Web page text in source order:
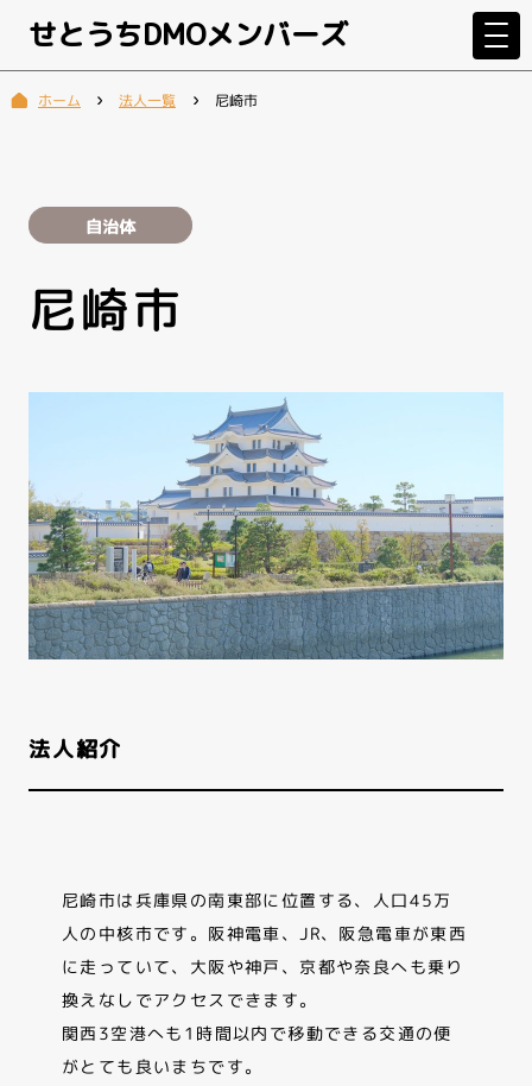
せとうちDMOメンバーズ
ホーム 法人一覧 尼崎市
自治体
尼崎市
法人紹介
尼崎市は兵庫県の南東部に位置する、人口45万
人の中核市です。阪神電車、JR、阪急電車が東西
に走っていて、大阪や神戸、京都や奈良へも乗り
換えなしでアクセスできます。
関西3空港へも1時間以内で移動できる交通の便
がとても良いまちです。